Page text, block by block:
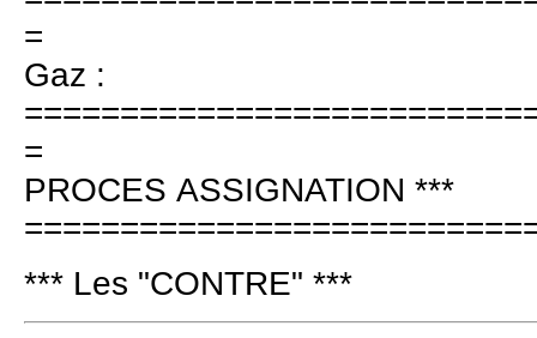
=
Gaz :
=
PROCES ASSIGNATION ***
*** Les "CONTRE" ***